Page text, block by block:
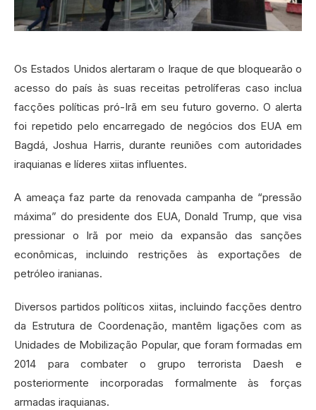
Os Estados Unidos alertaram o Iraque de que bloquearão o
acesso do país às suas receitas petrolíferas caso inclua
facções políticas pró-Irã em seu futuro governo. O alerta
foi repetido pelo encarregado de negócios dos EUA em
Bagdá, Joshua Harris, durante reuniões com autoridades
iraquianas e líderes xiitas influentes.
A ameaça faz parte da renovada campanha de “pressão
máxima” do presidente dos EUA, Donald Trump, que visa
pressionar o Irã por meio da expansão das sanções
econômicas, incluindo restrições às exportações de
petróleo iranianas.
Diversos partidos políticos xiitas, incluindo facções dentro
da Estrutura de Coordenação, mantêm ligações com as
Unidades de Mobilização Popular, que foram formadas em
2014 para combater o grupo terrorista Daesh e
posteriormente incorporadas formalmente às forças
armadas iraquianas.